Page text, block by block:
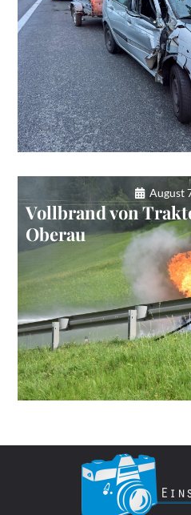
August
Vollbrand von
Oberau